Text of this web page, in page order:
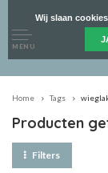
MENU
Home Tags
Producten
Filters
Wij slaan